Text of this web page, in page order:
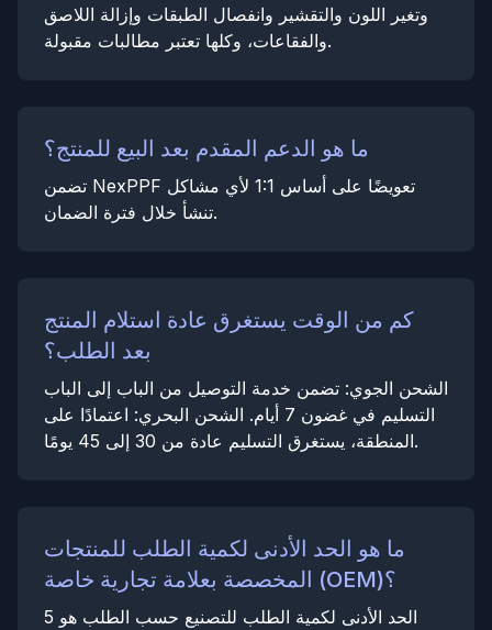
وتغير اللون والتقشير وانفصال الطبقات وإزالة اللاصق
والفقاعات، وكلها تعتبر مطالبات مقبولة.
ما هو الدعم المقدم بعد البيع للمنتج؟
تضمن NexPPF تعويضًا على أساس 1:1 لأي مشاكل
تنشأ خلال فترة الضمان.
كم من الوقت يستغرق عادة استلام المنتج
بعد الطلب؟
الشحن الجوي: تضمن خدمة التوصيل من الباب إلى الباب
التسليم في غضون 7 أيام. الشحن البحري: اعتمادًا على
المنطقة، يستغرق التسليم عادة من 30 إلى 45 يومًا.
ما هو الحد الأدنى لكمية الطلب للمنتجات
المخصصة بعلامة تجارية خاصة (OEM)؟
الحد الأدنى لكمية الطلب للتصنيع حسب الطلب هو 5